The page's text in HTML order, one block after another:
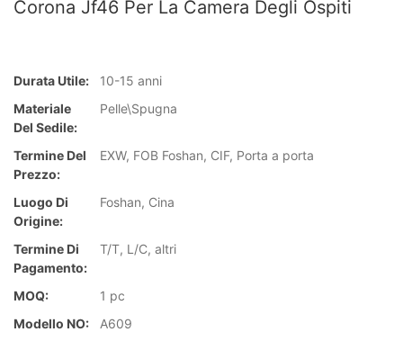
Corona Jf46 Per La Camera Degli Ospiti
Durata Utile:
10-15 anni
Materiale
Del Sedile:
Pelle\Spugna
Termine Del
Prezzo:
EXW, FOB Foshan, CIF, Porta a porta
Luogo Di
Origine:
Foshan, Cina
Termine Di
Pagamento:
T/T, L/C, altri
MOQ:
1 pc
Modello NO:
A609